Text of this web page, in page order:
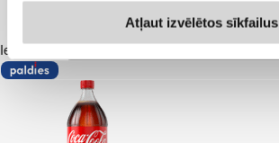
Atļaut izvēlētos sīkfailus
Iesakām ar